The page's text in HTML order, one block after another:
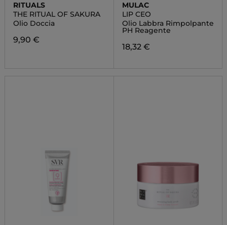
RITUALS
THE RITUAL OF SAKURA
Olio Doccia
9,90 €
MULAC
LIP CEO
Olio Labbra Rimpolpante
PH Reagente
18,32 €